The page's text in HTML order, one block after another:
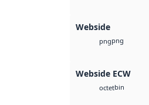
Webside
pngpng
Webside ECW
octetbin